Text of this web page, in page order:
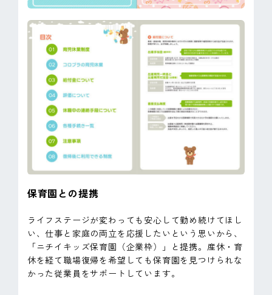
保育園との提携
ライフステージが変わっても安心して勤め続けてほし
い、仕事と家庭の両立を応援したいという思いから、
「ニチイキッズ保育園（企業枠）」と提携。産休・育
休を経て職場復帰を希望しても保育園を見つけられな
かった従業員をサポートしています。